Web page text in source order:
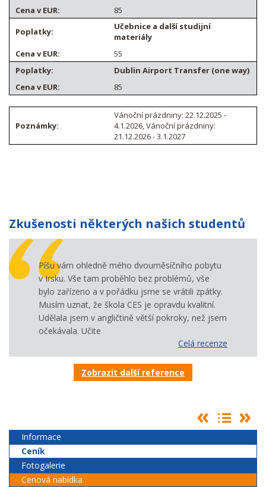
85
Učebnice a další studijní
materiály
55
Dublin Airport Transfer (one way)
85
Vánoční prázdniny: 22.12.2025 -
4.1.2026, Vánoční prázdniny:
21.12.2026 - 3.1.2027
Zkušenosti některých našich studentů
Píšu vám ohledně mého dvouměsíčního pobytu
v Irsku. Vše tam proběhlo bez problémů, vše
bylo zařízeno a v pořádku jsme se vrátili zpátky.
Musím uznat, že škola CES je opravdu kvalitní.
Udělala jsem v angličtině větší pokroky, než jsem
očekávala. Učite
Celá recenze
Zobrazit další reference
Informace
Ceník
Fotogalerie
Cenová nabídka